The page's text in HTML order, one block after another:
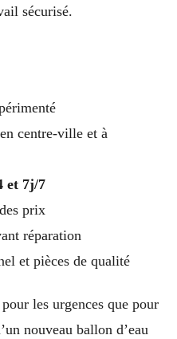
sécurisé.
centre-ville et à
et 7j/7
prix
réparation
et pièces de qualité
les urgences que pour
nouveau ballon d’eau